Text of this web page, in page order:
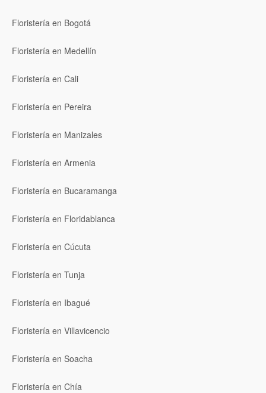
Floristería en Bogotá
Floristería en Medellín
Floristería en Cali
Floristería en Pereira
Floristería en Manizales
Floristería en Armenia
Floristería en Bucaramanga
Floristería en Floridablanca
Floristería en Cúcuta
Floristería en Tunja
Floristería en Ibagué
Floristería en Villavicencio
Floristería en Soacha
Floristería en Chía